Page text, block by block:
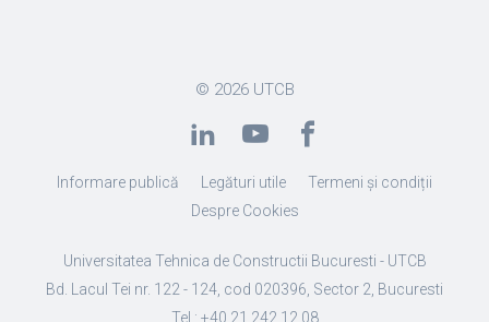
© 2026 UTCB
Informare publică Legături utile
Termeni și condiții
Despre Cookies
Universitatea Tehnica de Constructii Bucuresti - UTCB
Bd. Lacul Tei nr. 122 - 124, cod 020396, Sector 2, Bucuresti
Tel.: +40 21 242.12.08